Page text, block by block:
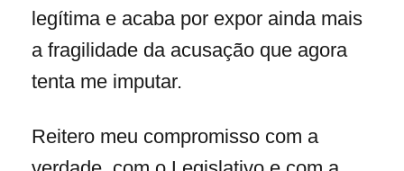
legítima e acaba por expor ainda mais
a fragilidade da acusação que agora
tenta me imputar.
Reitero meu compromisso com a